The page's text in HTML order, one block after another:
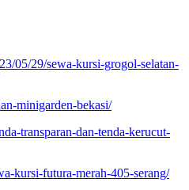
05/29/sewa-kursi-grogol-selatan-
minigarden-bekasi/
transparan-dan-tenda-kerucut-
kursi-futura-merah-405-serang/